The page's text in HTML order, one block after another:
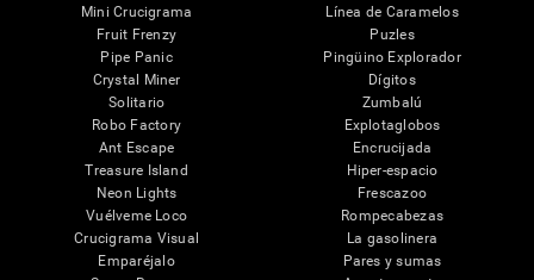
Mini Crucigrama
Fruit Frenzy
Pipe Panic
Crystal Miner
Solitario
Robo Factory
Ant Escape
Treasure Island
Neon Lights
Vuélveme Loco
Crucigrama Visual
Emparéjalo
Línea de Caramelos
Puzles
Pingüino Explorador
Dígitos
Zumbalú
Explotaglobos
Encrucijada
Hiper-espacio
Frescazoo
Rompecabezas
La gasolinera
Pares y sumas